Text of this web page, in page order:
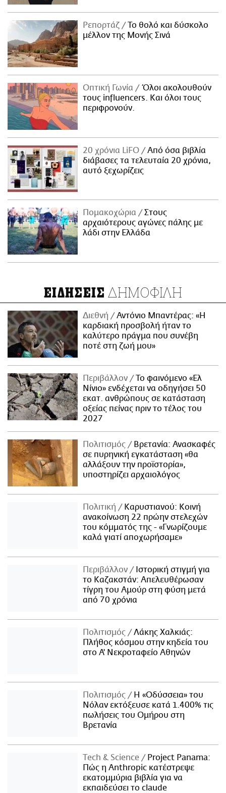
Ρεπορτάζ
Το θολό και δύσκολο
μέλλον της Μονής Σινά
Οπτική Γωνία
Όλοι ακολουθούν
τους influencers. Και όλοι τους
περιφρονούν.
20 χρόνια LiFO
Από όσα βιβλία
διάβασες τα τελευταία 20 χρόνια,
αυτό ξεχωρίζεις
Πομακοχώρια
Στους
αρχαιότερους αγώνες πάλης με
λάδι στην Ελλάδα
ΕΙΔΗΣΕΙΣ ΔΗΜΟΦΙΛΗ
Διεθνή
Αντόνιο Μπαντέρας: «Η
καρδιακή προσβολή ήταν το
καλύτερο πράγμα που συνέβη
ποτέ στη ζωή μου»
Περιβάλλον
Το φαινόμενο «Ελ
Νίνιο» ενδέχεται να οδηγήσει 50
εκατ. ανθρώπους σε κατάσταση
οξείας πείνας πριν το τέλος του
2027
Πολιτισμός
Βρετανία: Ανασκαφές
σε πυρηνική εγκατάσταση «θα
αλλάξουν την προϊστορία»,
υποστηρίζει αρχαιολόγος
Πολιτική
Καρυστιανού: Κοινή
ανακοίνωση 22 πρώην στελεχών
του κόμματός της - «Γνωρίζουμε
καλά γιατί αποχωρήσαμε»
Περιβάλλον
Ιστορική στιγμή για
το Καζακστάν: Απελευθέρωσαν
τίγρη του Αμούρ στη φύση μετά
από 70 χρόνια
Πολιτισμός
Λάκης Χαλκιάς:
Πλήθος κόσμου στην κηδεία του
στο Α' Νεκροταφείο Αθηνών
Πολιτισμός
Η «Οδύσσεια» του
Νόλαν εκτόξευσε κατά 1.400% τις
πωλήσεις του Ομήρου στη
Βρετανία
Τech & Science
Project Panama:
Πώς η Anthropic κατέστρεψε
εκατομμύρια βιβλία για να
εκπαιδεύσει το claude